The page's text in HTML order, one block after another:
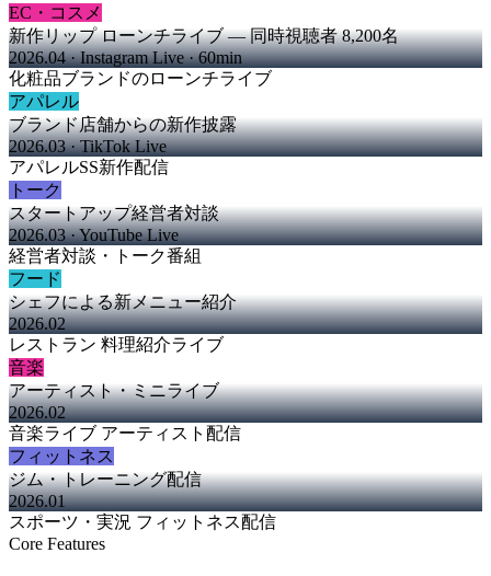
EC・コスメ
新作リップ ローンチライブ — 同時視聴者 8,200名
2026.04 · Instagram Live · 60min
化粧品ブランドのローンチライブ
アパレル
ブランド店舗からの新作披露
2026.03 · TikTok Live
アパレルSS新作配信
トーク
スタートアップ経営者対談
2026.03 · YouTube Live
経営者対談・トーク番組
フード
シェフによる新メニュー紹介
2026.02
レストラン 料理紹介ライブ
音楽
アーティスト・ミニライブ
2026.02
音楽ライブ アーティスト配信
フィットネス
ジム・トレーニング配信
2026.01
スポーツ・実況 フィットネス配信
Core Features